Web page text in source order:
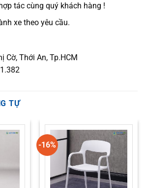
tác cùng quý khách hàng !
xe theo yêu cầu.
Cờ, Thới An, Tp.HCM
TỰ
-16%